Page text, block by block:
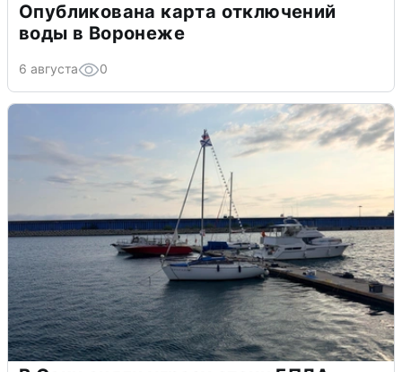
Опубликована карта отключений
воды в Воронеже
6 августа 0